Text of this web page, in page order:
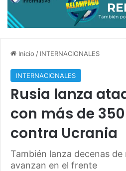
Inicio / INTERNACIONALES
INTERNACIONALES
Rusia lanza
con más de
contra Ucrania
También lanza decenas
avanzan en el frente